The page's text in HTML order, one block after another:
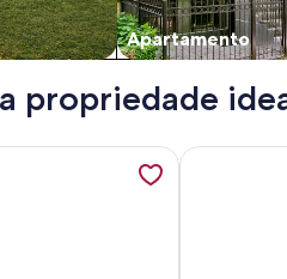
Apartamento
propriedade
sobre Flat-Hotel Beira Mar
Mais